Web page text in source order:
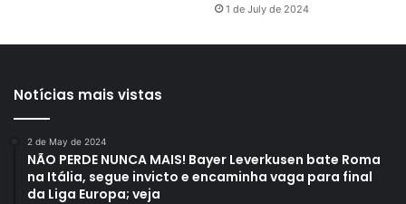
1 de July de 2024
Notícias mais vistas
2 de May de 2024
NÃO PERDE NUNCA MAIS! Bayer Leverkusen bate Roma
na Itália, segue invicto e encaminha vaga para final
da Liga Europa; veja